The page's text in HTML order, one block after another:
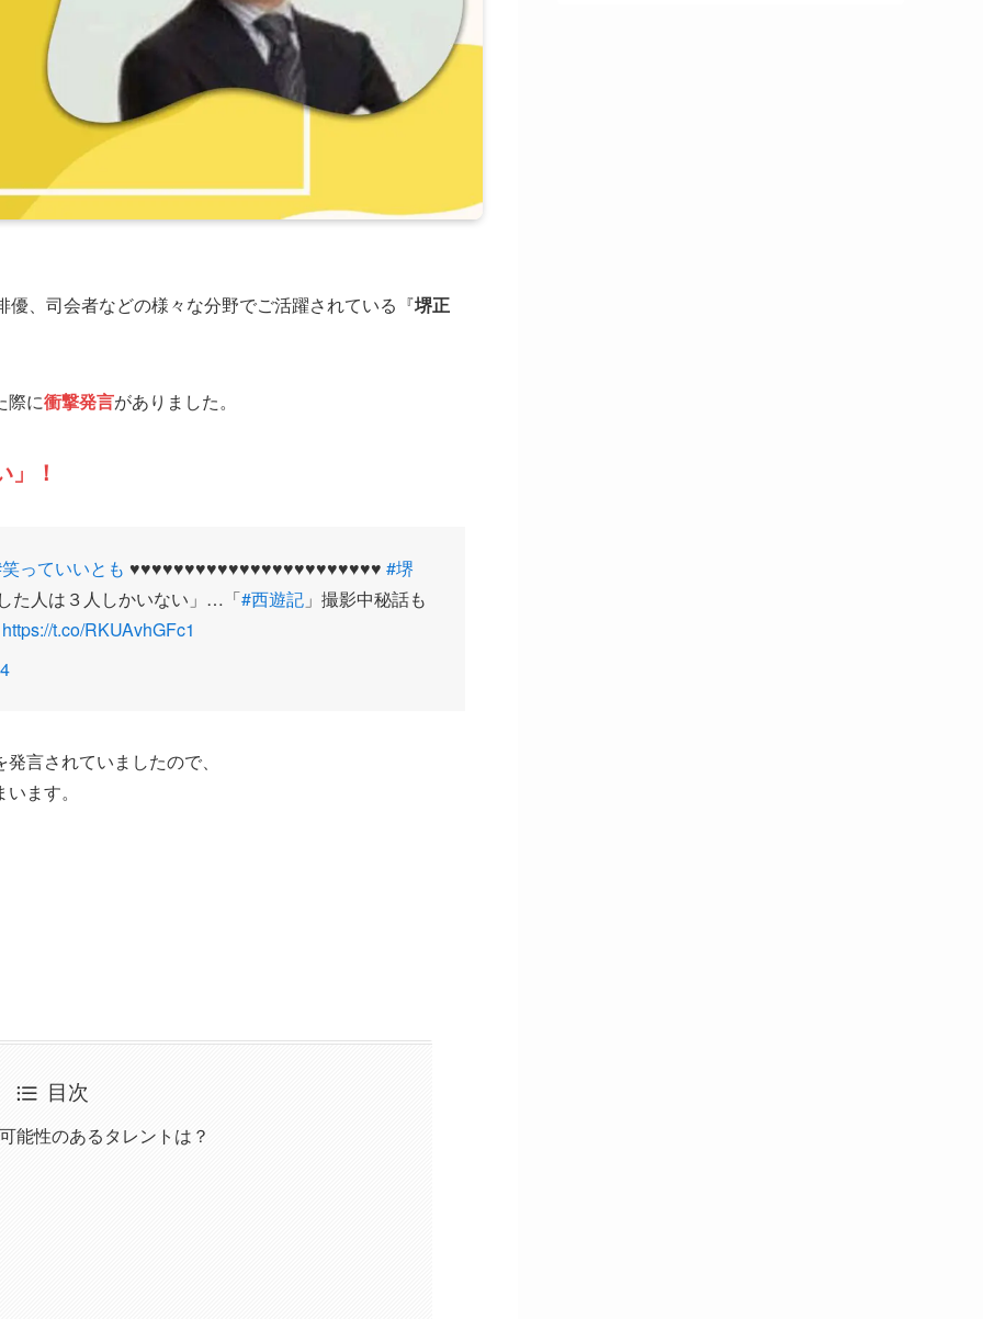
、司会者などの様々な分野でご活躍されている『堺正
際に衝撃発言がありました。
！
っていいとも ♥♥♥♥♥♥♥♥♥♥♥♥♥♥♥♥♥♥♥♥♥♥♥ #堺
た人は３人しかいない」…「#西遊記 」撮影中秘話も
https://t.co/RKUAvhGFc1
言されていましたので、
ます。
目次
能性のあるタレントは？